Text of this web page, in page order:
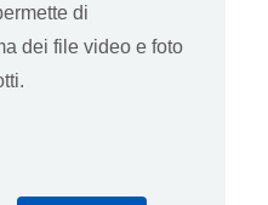
di
dei file video e foto